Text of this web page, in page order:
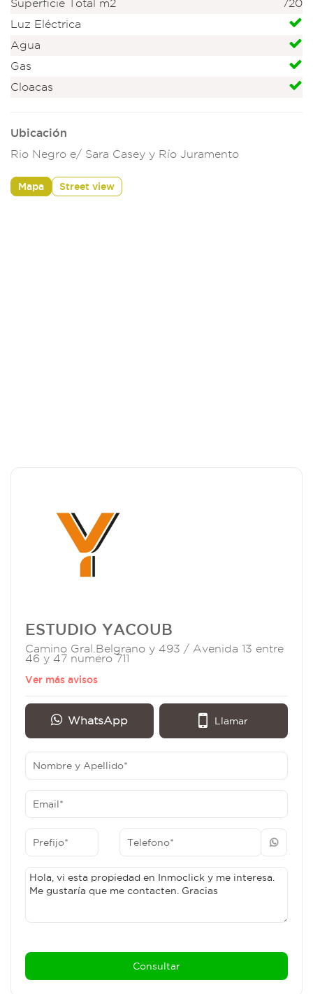
Superficie Total m2
720
Luz Eléctrica
Agua
Gas
Cloacas
Ubicación
Rio Negro e/ Sara Casey y Río Juramento
Mapa Street view
ESTUDIO YACOUB
Camino Gral.Belgrano y 493 / Avenida 13 entre
46 y 47 numero 711
Ver más avisos
WhatsApp Llamar